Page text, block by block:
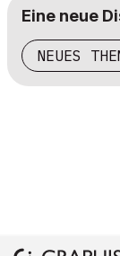
Eine neue
NEUES